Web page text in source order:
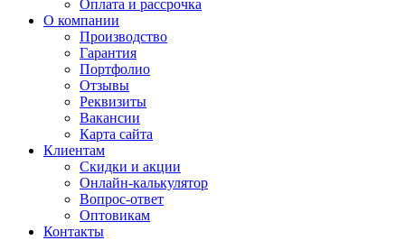
Оплата и рассрочка
О компании
Производство
Гарантия
Портфолио
Отзывы
Реквизиты
Вакансии
Карта сайта
Клиентам
Скидки и акции
Онлайн-калькулятор
Вопрос-ответ
Оптовикам
Контакты